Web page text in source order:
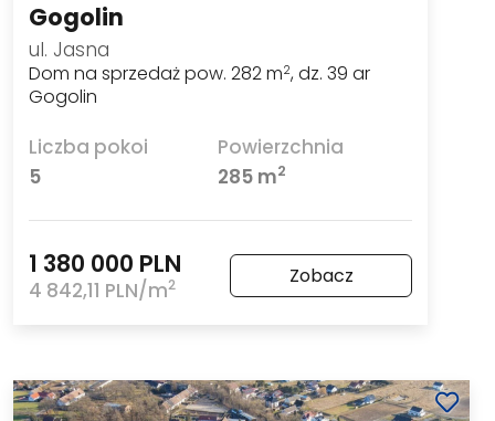
Gogolin
ul. Jasna
Dom na sprzedaż pow. 282 m2, dz. 39 ar
Gogolin
Liczba pokoi
5
Powierzchnia
285 m2
1 380 000 PLN
4 842,11 PLN/m2 Zobacz